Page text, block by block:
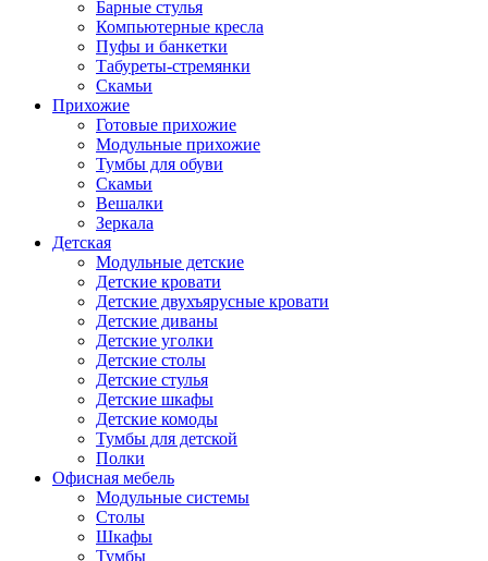
Барные стулья
Компьютерные кресла
Пуфы и банкетки
Табуреты-стремянки
Скамьи
Прихожие
Готовые прихожие
Модульные прихожие
Тумбы для обуви
Скамьи
Вешалки
Зеркала
Детская
Модульные детские
Детские кровати
Детские двухъярусные кровати
Детские диваны
Детские уголки
Детские столы
Детские стулья
Детские шкафы
Детские комоды
Тумбы для детской
Полки
Офисная мебель
Модульные системы
Столы
Шкафы
Тумбы